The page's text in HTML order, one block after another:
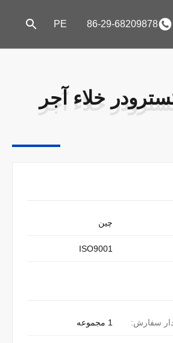
86-29-68209878
PE
خلاء آجر
خلاء آجر
چین
ISO9001
سفارش: 1 مجموعه